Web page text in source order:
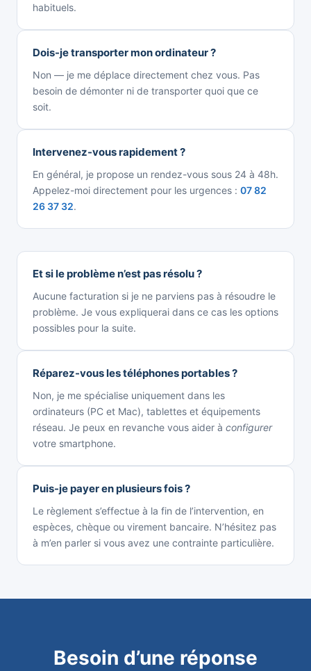
habituels.
Dois-je transporter mon ordinateur ?
Non — je me déplace directement chez vous. Pas
besoin de démonter ni de transporter quoi que ce
soit.
Intervenez-vous rapidement ?
En général, je propose un rendez-vous sous 24 à 48h.
Appelez-moi directement pour les urgences : 07 82
26 37 32.
Et si le problème n’est pas résolu ?
Aucune facturation si je ne parviens pas à résoudre le
problème. Je vous expliquerai dans ce cas les options
possibles pour la suite.
Réparez-vous les téléphones portables ?
Non, je me spécialise uniquement dans les
ordinateurs (PC et Mac), tablettes et équipements
réseau. Je peux en revanche vous aider à configurer
votre smartphone.
Puis-je payer en plusieurs fois ?
Le règlement s’effectue à la fin de l’intervention, en
espèces, chèque ou virement bancaire. N’hésitez pas
à m’en parler si vous avez une contrainte particulière.
Besoin d’une réponse